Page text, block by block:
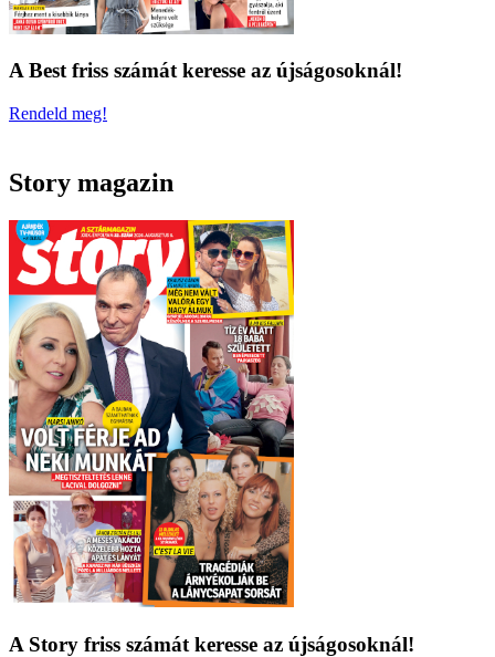
A Best friss számát keresse az újságosoknál!
Rendeld meg!
Story magazin
A Story friss számát keresse az újságosoknál!